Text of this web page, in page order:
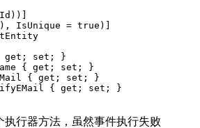
IsUnique = true)]
get; set; }
{ get; set; }
{ get; set; }
{ get; set; }
执行器方法，虽然事件执行失败